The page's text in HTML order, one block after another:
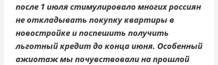
после 1 июля стимулировало многих россиян
не откладывать покупку квартиры в
новостройке и поспешить получить
льготный кредит до конца июня. Особенный
ажиотаж мы почувствовали на прошлой